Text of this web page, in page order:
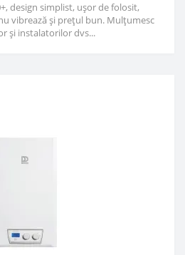
design simplist, ușor de folosit,
vibrează și prețul bun. Mulțumesc
și instalatorilor dvs...